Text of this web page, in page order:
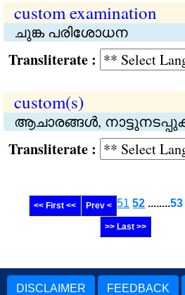
custom examination
ചുങ്ക പരിശോധന
:
custom(s)
ആചാരങ്ങൾ,
:
<< First << Prev < 51 52 ........53
>> Last >>
DISCLAIMER FEEDBACK